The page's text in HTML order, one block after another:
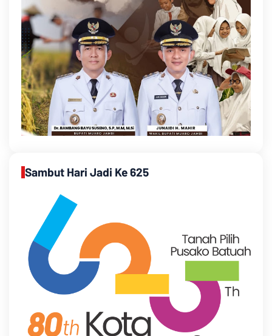
Sambut Hari Jadi Ke 625